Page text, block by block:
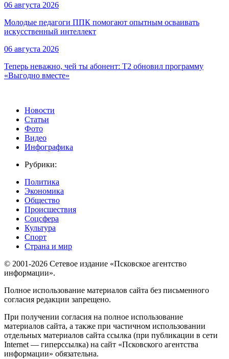
06 августа 2026
Молодые педагоги ППК помогают опытным осваивать
искусственный интеллект
06 августа 2026
Теперь неважно, чей ты абонент: T2 обновил программу
«Выгодно вместе»
Новости
Статьи
Фото
Видео
Инфографика
Рубрики:
Политика
Экономика
Общество
Происшествия
Соцсфера
Культура
Спорт
Страна и мир
© 2001-2026 Сетевое издание «Псковское агентство
информации».
Полное использование материалов сайта без письменного
согласия редакции запрещено.
При получении согласия на полное использование
материалов сайта, а также при частичном использовании
отдельных материалов сайта ссылка (при публикации в сети
Internet — гиперссылка) на сайт «Псковского агентства
информации» обязательна.